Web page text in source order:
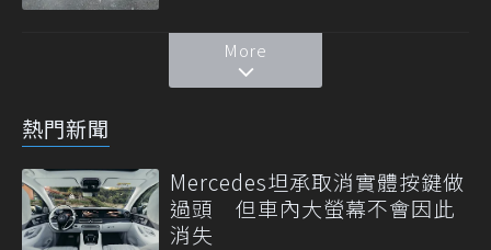
More
熱門新聞
Mercedes坦承取消實體按鍵做
過頭 但車內大螢幕不會因此
消失